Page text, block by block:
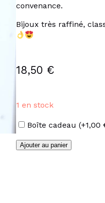
convenance.
Bijoux très raffiné,
18,50 €
1 en stock
Options
Boîte cadeau (+1,00
quantité
Ajouter au panier